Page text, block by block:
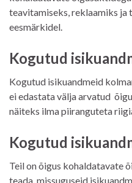
teavitamiseks, reklaamiks
eesmärkidel.
Kogutud
Kogutud isikuandmeid
ei edastata välja arvatud
näiteks ilma piiranguteta
Kogutud
Teil on õigus kohaldatavate
teada, missuguseid